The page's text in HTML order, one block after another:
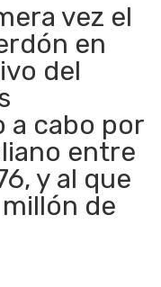
vez el
en
del
a cabo por
entre
y al que
de